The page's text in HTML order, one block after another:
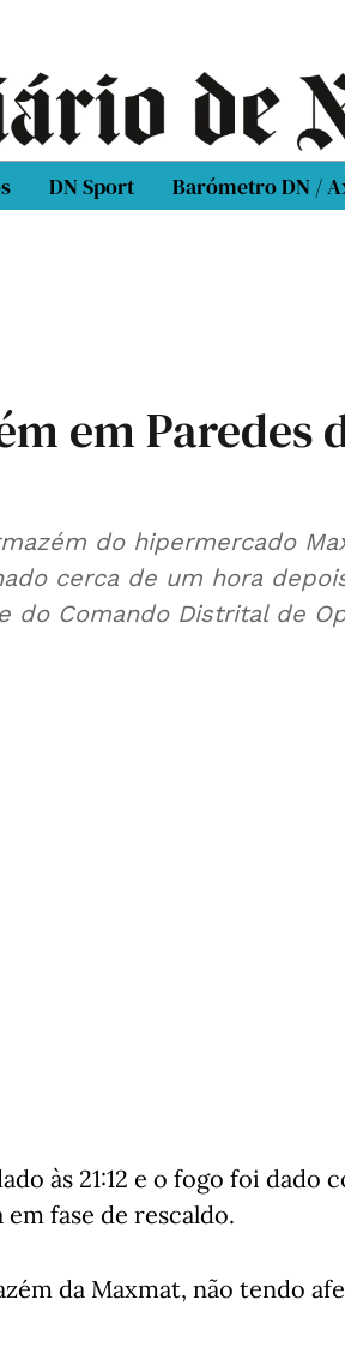
DN Sport Barómetro DN /
em Paredes
do hipermercado
cerca de um hora
do Comando Distrital de
às 21:12 e o fogo foi dado
fase de rescaldo.
da Maxmat, não tendo